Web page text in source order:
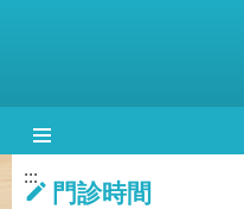
:::
門診時間